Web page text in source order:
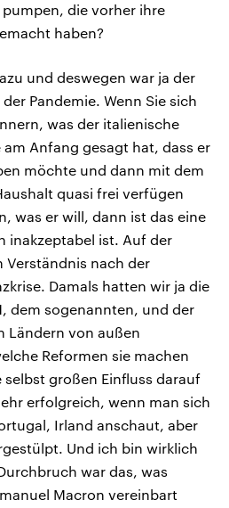
die vorher ihre
haben?
und deswegen war ja der
Pandemie. Wenn Sie sich
was der italienische
Anfang gesagt hat, dass er
möchte und dann mit dem
quasi frei verfügen
was er will, dann ist das eine
inakzeptabel ist. Auf der
Verständnis nach der
Damals hatten wir ja die
dem sogenannten, und der
Ländern von außen
Reformen sie machen
selbst großen Einfluss darauf
erfolgreich, wenn man sich
Irland anschaut, aber
Und ich bin wirklich
war das, was
Macron vereinbart